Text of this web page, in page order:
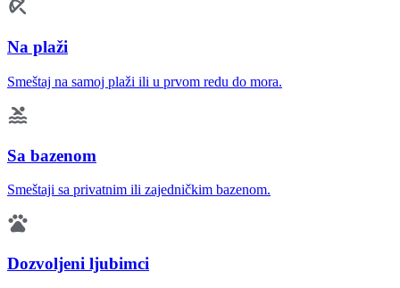
Na plaži
Smeštaj na samoj plaži ili u prvom redu do mora.
Sa bazenom
Smeštaji sa privatnim ili zajedničkim bazenom.
Dozvoljeni ljubimci